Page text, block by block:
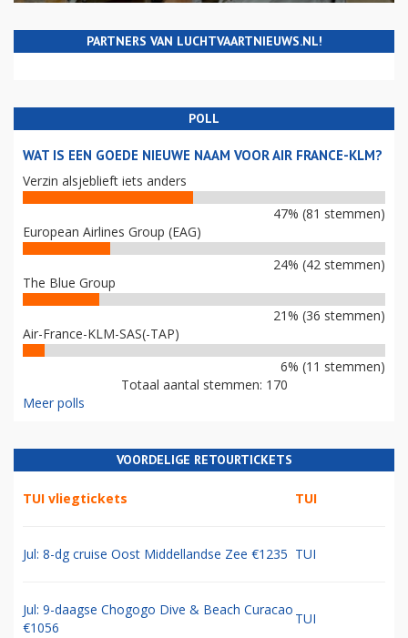
PARTNERS VAN LUCHTVAARTNIEUWS.NL!
POLL
WAT IS EEN GOEDE NIEUWE NAAM VOOR AIR FRANCE-KLM?
Verzin alsjeblieft iets anders
47% (81 stemmen)
European Airlines Group (EAG)
24% (42 stemmen)
The Blue Group
21% (36 stemmen)
Air-France-KLM-SAS(-TAP)
6% (11 stemmen)
Totaal aantal stemmen: 170
Meer polls
VOORDELIGE RETOURTICKETS
TUI vliegtickets TUI
Jul: 8-dg cruise Oost Middellandse Zee €1235 TUI
Jul: 9-daagse Chogogo Dive & Beach Curacao
€1056
TUI